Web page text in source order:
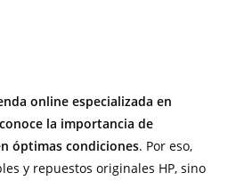
online especializada en
la importancia de
óptimas condiciones. Por eso,
y repuestos originales HP, sino